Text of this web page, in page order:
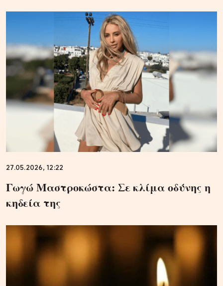
27.05.2026, 12:22
Γωγώ Μαστροκώστα: Σε κλίμα οδύνης η
κηδεία της